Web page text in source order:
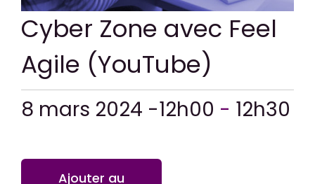
Cyber Zone avec Feel
Agile (YouTube)
8 mars 2024 -12h00 - 12h30
Ajouter au